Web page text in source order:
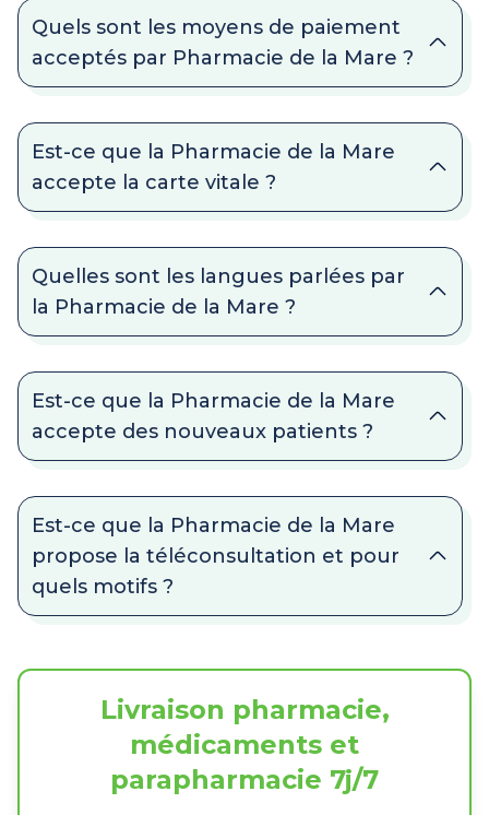
Quels sont les moyens de paiement
acceptés par Pharmacie de la Mare ?
Est-ce que la Pharmacie de la Mare
accepte la carte vitale ?
Quelles sont les langues parlées par
la Pharmacie de la Mare ?
Est-ce que la Pharmacie de la Mare
accepte des nouveaux patients ?
Est-ce que la Pharmacie de la Mare
propose la téléconsultation et pour
quels motifs ?
Livraison pharmacie,
médicaments et
parapharmacie 7j/7